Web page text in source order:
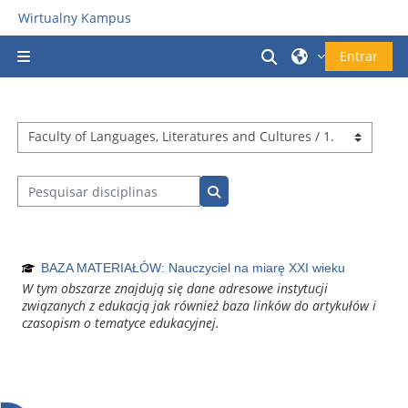
Ir para o conteúdo principal
Wirtualny Kampus
Alternar aEntrar
Categorias de disciplinas
Pesquisar disciplinas
Pesquisar disciplinas
BAZA MATERIAŁÓW: Nauczyciel na miarę XXI wieku
W tym obszarze znajdują się dane adresowe instytucji
związanych z edukacją jak również baza linków do artykułów i
czasopism o tematyce edukacyjnej.